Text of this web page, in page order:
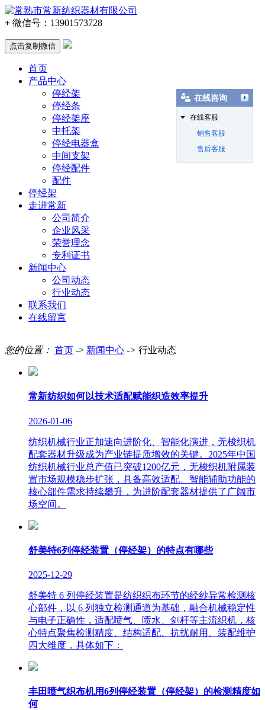
+ 微信号： 13901573728
点击复制微信
首页
产品中心
停经架
停经条
停经架座
中托架
停经电器盒
中间支架
停经配件
配件
停经架
走进常新
公司简介
企业风采
荣誉理念
专利证书
新闻中心
公司动态
行业动态
联系我们
在线留言
您的位置： 首页 -> 新闻中心 -> 行业动态
常新纺织如何以技术适配赋能织造效率提升
2026-01-06
纺织机械行业正加速向进阶化、智能化演进，无梭织机
配套器材升级成为产业链提质增效的关键。2025年中国
纺织机械行业总产值已突破1200亿元，无梭织机附属装
置市场规模稳步扩张，具备高效适配、智能辅助功能的
核心部件需求持续攀升，为进阶配套器材提供了广阔市
场空间。
舒美特6列停经装置（停经架）的特点有哪些
2025-12-29
舒美特 6 列停经装置是纺织织布环节的经纱异常检测核
心部件，以 6 列独立检测通道为基础，融合机械稳定性
与电子正确性，适配喷气、喷水、剑杆等主流织机，核
心特点聚焦检测精度、结构适配、抗扰耐用、装配维护
四大维度，具体如下：
丰田喷气织布机用6列停经装置（停经架）的检测精度如
何
在线咨询
在线客服
销售客服
售后客服